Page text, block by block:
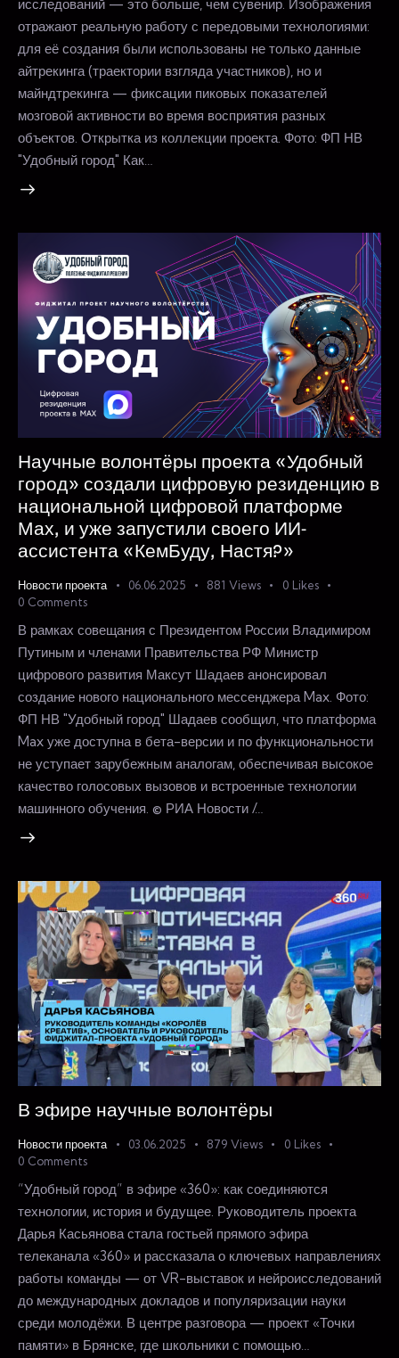
исследований — это больше, чем сувенир. Изображения
отражают реальную работу с передовыми технологиями:
для её создания были использованы не только данные
айтрекинга (траектории взгляда участников), но и
майндтрекинга — фиксации пиковых показателей
мозговой активности во время восприятия разных
объектов. Открытка из коллекции проекта. Фото: ФП НВ
"Удобный город" Как…
Научные волонтёры проекта «Удобный
город» создали цифровую резиденцию в
национальной цифровой платформе
Мах, и уже запустили своего ИИ-
ассистента «КемБуду, Настя?»
Новости проекта 06.06.2025 881 Views 0 Likes
0 Comments
В рамках совещания с Президентом России Владимиром
Путиным и членами Правительства РФ Министр
цифрового развития Максут Шадаев анонсировал
создание нового национального мессенджера Max. Фото:
ФП НВ "Удобный город" Шадаев сообщил, что платформа
Max уже доступна в бета-версии и по функциональности
не уступает зарубежным аналогам, обеспечивая высокое
качество голосовых вызовов и встроенные технологии
машинного обучения. © РИА Новости /…
В эфире научные волонтёры
Новости проекта 03.06.2025 879 Views 0 Likes
0 Comments
“Удобный город” в эфире «360»: как соединяются
технологии, история и будущее. Руководитель проекта
Дарья Касьянова стала гостьей прямого эфира
телеканала «360» и рассказала о ключевых направлениях
работы команды — от VR-выставок и нейроисследований
до международных докладов и популяризации науки
среди молодёжи. В центре разговора — проект «Точки
памяти» в Брянске, где школьники с помощью…